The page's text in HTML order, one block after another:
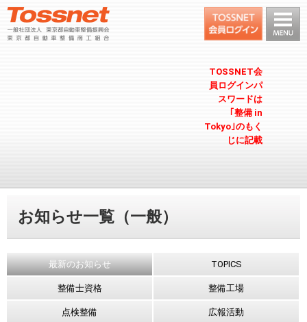
TOSSNET会
員ログインパ
スワードは
｢整備 in
Tokyo｣のもく
じに記載
お知らせ一覧（一般）
最新のお知らせ TOPICS
整備士資格 整備工場
点検整備 広報活動